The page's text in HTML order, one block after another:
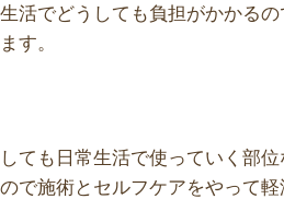
活でどうしても負担がかかる
す。
ても日常生活で使っていく部位
で施術とセルフケアをやって